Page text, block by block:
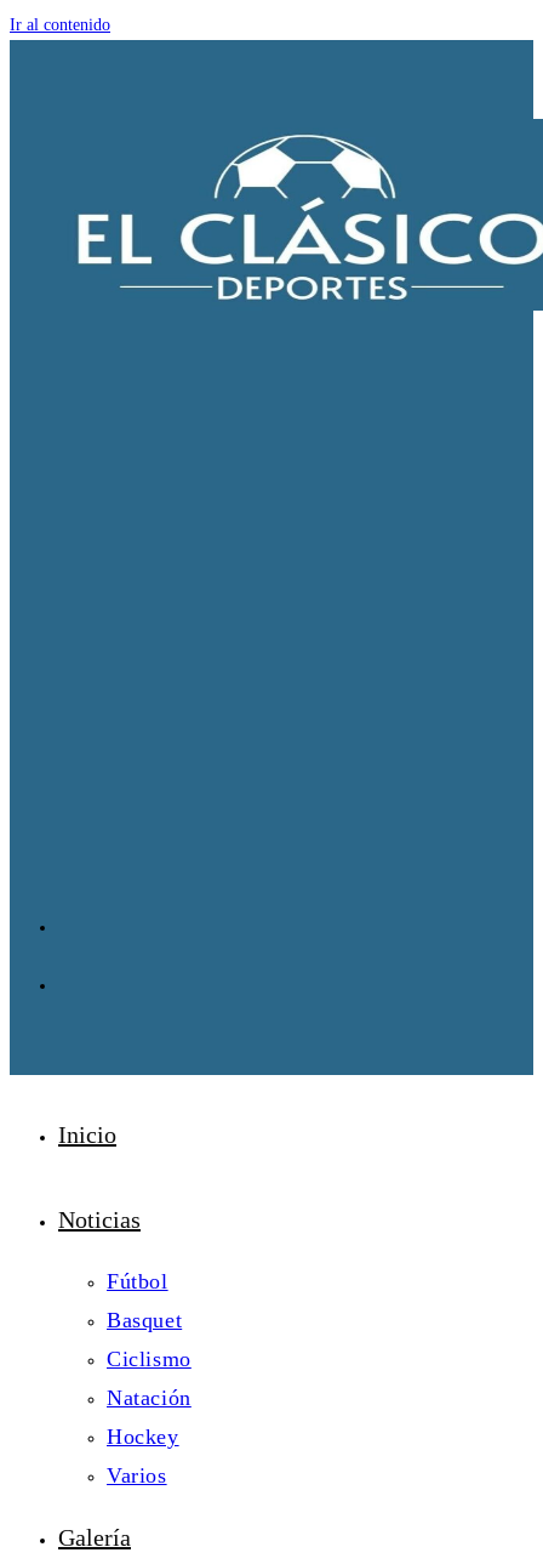
Ir al contenido
Inicio
Noticias
Fútbol
Basquet
Ciclismo
Natación
Hockey
Varios
Galería